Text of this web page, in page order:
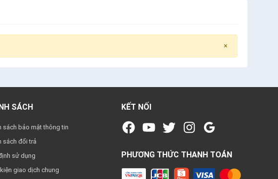
×
SÁCH
sách bảo mật thông tin
sách đổi trả
sử dụng
giao dịch chung
KẾT NỐI
PHƯƠNG THỨC THANH TOÁN